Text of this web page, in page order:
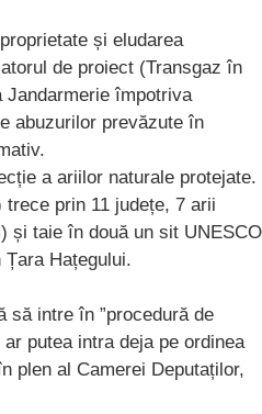
și eludarea
de proiect (Transgaz în
Jandarmerie împotriva
abuzurilor prevăzute în
a ariilor naturale protejate.
prin 11 județe, 7 arii
și taie în două un sit UNESCO
Hațegului.
să intre în ”procedură de
putea intra deja pe ordinea
plen al Camerei Deputaților,